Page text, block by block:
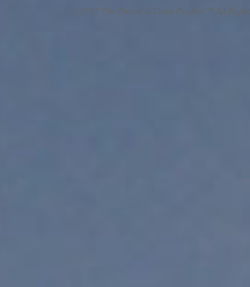
©2012 The Dawn & Dusk Project™ All